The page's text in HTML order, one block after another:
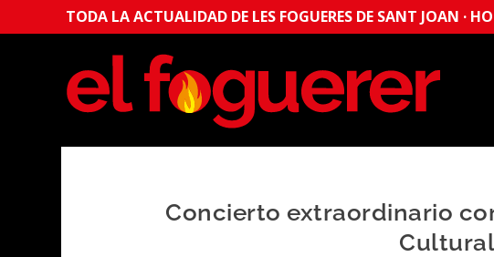
TODA LA ACTUALIDAD DE LES FOGUERES DE SANT JOAN ·
Concierto extraordinario